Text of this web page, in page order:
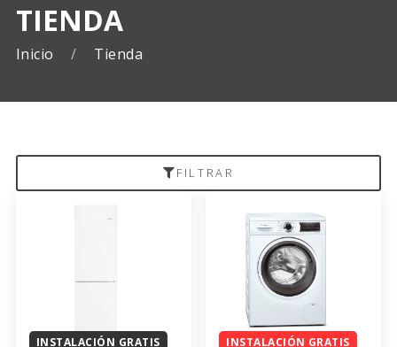
TIENDA
Inicio Tienda
FILTRAR
INSTALACIÓN GRATIS INSTALACIÓN GRATIS